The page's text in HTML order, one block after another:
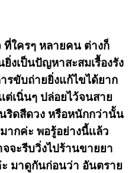
ใครๆ หลายคน ต่างก็
งเป็นปัญหาสะสมเรื้องรัง
รขับถ่ายยิ่งแก้ไขได้ยาก
เต่เนิ่นๆ ปล่อยไว้จนสาย
ริดสีดวง หรือหนักกว่านั้น
กค่ะ พอรู้อย่างนี้เเล้ว
จะรีบวิ่งไปร้านขายยา
ะ มาดูกันก่อนว่า อันตราย